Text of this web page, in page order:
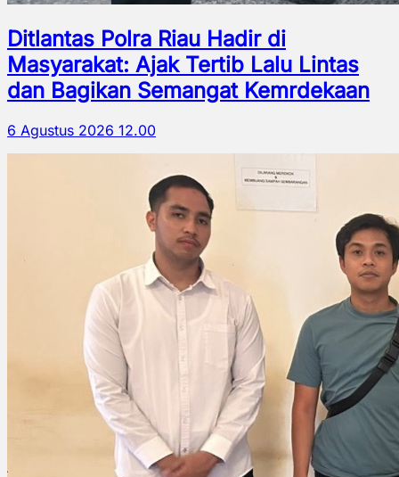
Ditlantas Polra Riau Hadir di
Masyarakat: Ajak Tertib Lalu Lintas
dan Bagikan Semangat Kemrdekaan
6 Agustus 2026 12.00